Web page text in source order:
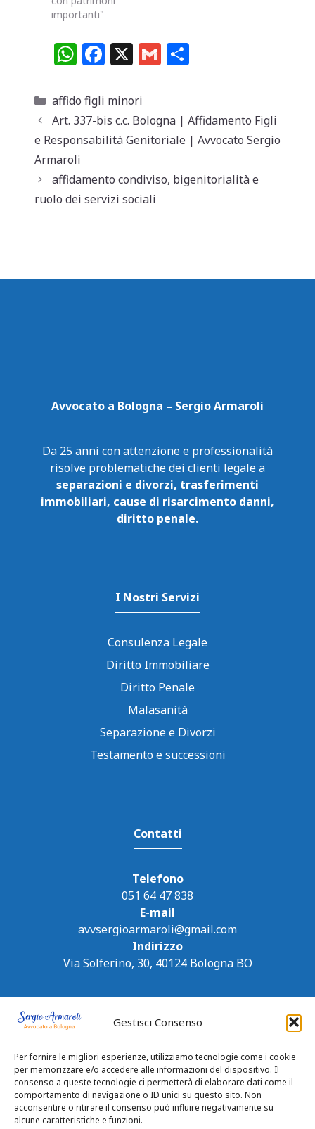
Gestisci Consenso
Per fornire le migliori esperienze, utilizziamo tecnologie come i cookie
per memorizzare e/o accedere alle informazioni del dispositivo. Il
consenso a queste tecnologie ci permetterà di elaborare dati come il
comportamento di navigazione o ID unici su questo sito. Non
acconsentire o ritirare il consenso può influire negativamente su
alcune caratteristiche e funzioni.
importanti"
W
at
s
A
p
p
F
c
e
b
o
k
X G
l di
vi
Categorie
affido figli minori
Art. 337-bis c.c. Bologna | Affidamento Figli
e Responsabilità Genitoriale | Avvocato Sergio
Armaroli
affidamento condiviso, bigenitorialità e
ruolo dei servizi sociali
Avvocato a Bologna – Sergio Armaroli
Da 25 anni con attenzione e professionalità
separazioni e divorzi, trasferimenti
immobiliari, cause di risarcimento danni,
diritto penale.
I Nostri Servizi
Consulenza Legale
Diritto Immobiliare
Diritto Penale
Malasanità
Separazione e Divorzi
Testamento e successioni
Contatti
Telefono
051 64 47 838
E-mail
avvsergioarmaroli@gmail.com
Indirizzo
Via Solferino, 30, 40124 Bologna BO